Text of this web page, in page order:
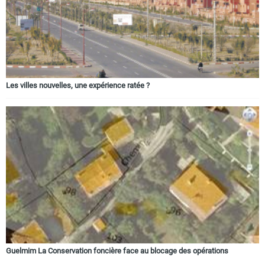
Les villes nouvelles, une expérience ratée ?
Guelmim La Conservation foncière face au blocage des opérations